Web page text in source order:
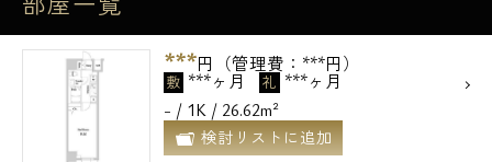
***円（管理費：***円）
敷 ***ヶ月 礼 ***ヶ月
- / 1K / 26.62m²
検討リストに追加